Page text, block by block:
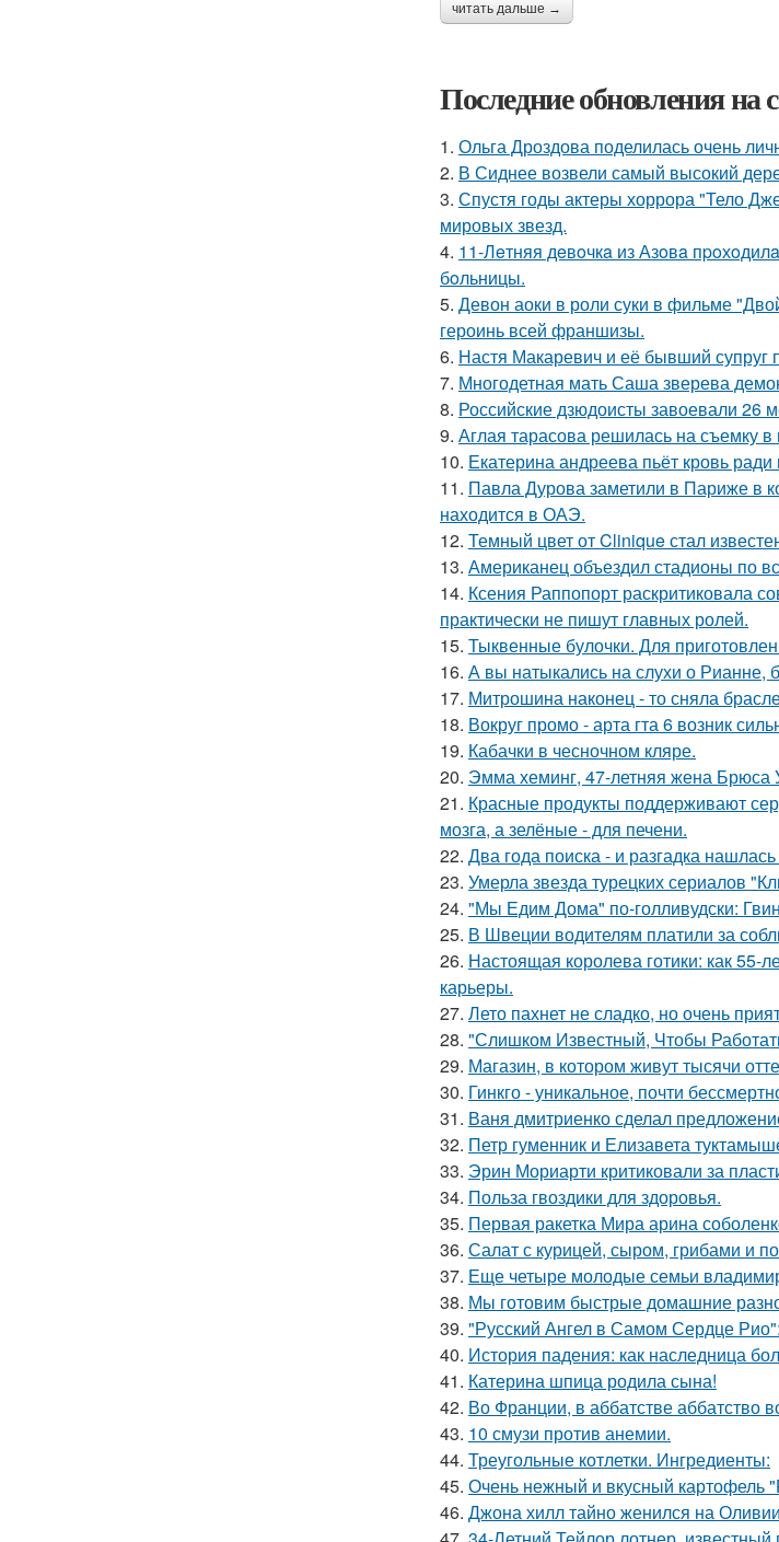
читать дальше →
Последние обновления на
1. Ольга Дроздова поделилась очень
2. В Сиднее возвели самый высокий
3. Спустя годы актеры хоррора "Тело
мировых звезд.
4. 11-Лeтняя дeвoчкa из Азoвa
бoльницы.
5. Девон аоки в роли суки в фильме
героинь всей франшизы.
6. Настя Макаревич и её бывший супруг
7. Многодетная мать Саша зверева
8. Российские дзюдоисты завоевали 26
9. Аглая тарасова решилась на съемку в
10. Екатерина андреева пьёт кровь
11. Павла Дурова заметили в Париже в
находится в ОАЭ.
12. Темный цвет от Clinique стал
13. Американец объездил стадионы по
14. Ксения Раппопорт раскритиковала
практически не пишут главных ролей.
15. Тыквенные булочки. Для
16. А вы натыкались на слухи о Рианне,
17. Митрошина наконец - то сняла
18. Вокруг промо - арта гта 6 возник
19. Кабачки в чесночном кляре.
20. Эмма хеминг, 47-летняя жена Брюса
21. Красные продукты поддерживают
мозга, а зелёные - для печени.
22. Два года поиска - и разгадка
23. Умерла звезда турецких сериалов
24. "Мы Едим Дома" по-голливудски:
25. В Швеции водителям платили за
26. Настоящая королева готики: как 55-
карьеры.
27. Лето пахнет не сладко, но очень
28. "Слишком Известный, Чтобы
29. Магазин, в котором живут тысячи
30. Гинкго - уникальное, почти
31. Ваня дмитриенко сделал
32. Петр гуменник и Елизавета
33. Эрин Мориарти критиковали за
34. Польза гвоздики для здоровья.
35. Первая ракетка Мира арина
36. Салат с курицей, сыром, грибами и
37. Еще четыре молодые семьи
38. Мы готовим быстрые домашние
39. "Русский Ангел в Самом Сердце
40. История падения: как наследница
41. Катерина шпица родила сына!
42. Во Франции, в аббатстве аббатство
43. 10 смузи против анемии.
44. Треугольные котлетки. Ингредиенты:
45. Очень нежный и вкусный картофель
46. Джона хилл тайно женился на